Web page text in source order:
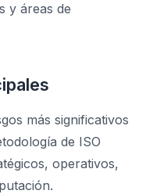
y áreas de
más significativos
de ISO
operativos,